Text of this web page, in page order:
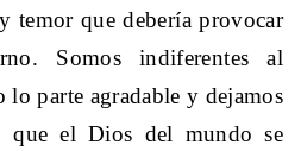
temor que debería provocar
Somos indiferentes al
lo parte agradable y dejamos
que el Dios del mundo se